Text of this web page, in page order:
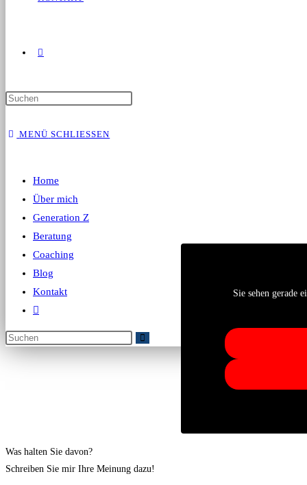
MENÜ SCHLIESSEN
Home
Über mich
Generation Z
Beratung
Coaching
Blog
Kontakt
Sie sehen gerade
Was halten Sie davon?
Schreiben Sie mir Ihre Meinung dazu!